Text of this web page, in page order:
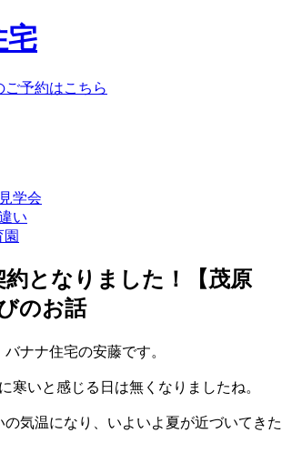
学会
い
園
約となりました！【茂原
のお話
ナナ住宅の安藤です。
寒いと感じる日は無くなりましたね。
気温になり、いよいよ夏が近づいてきた